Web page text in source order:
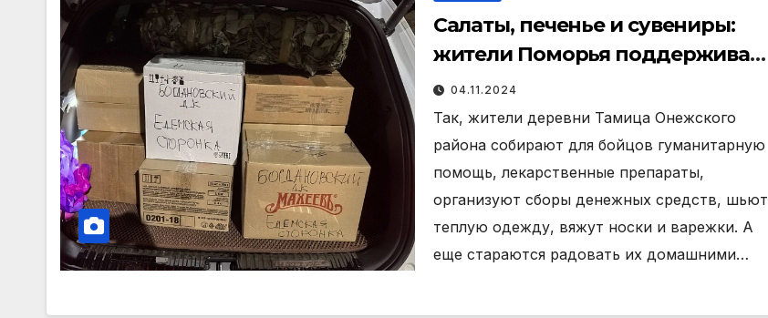
Салаты, печенье и сувениры:
жители Поморья поддерживают
участников СВО
04.11.2024
Так, жители деревни Тамица Онежского
района собирают для бойцов гуманитарную
помощь, лекарственные препараты,
организуют сборы денежных средств, шьют
теплую одежду, вяжут носки и варежки. А
еще стараются радовать их домашними…